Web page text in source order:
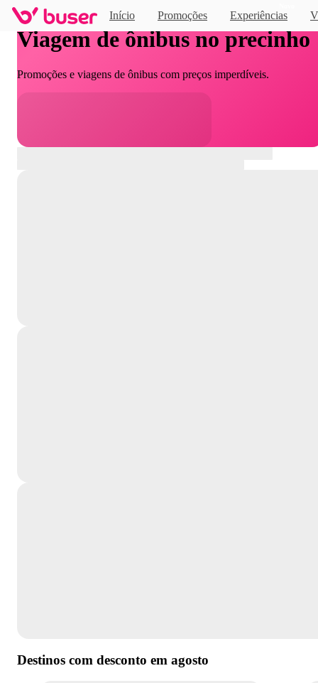
Início Promoções Experiências
Viagem de ônibus no precinho
Promoções e viagens de ônibus com preços imperdíveis.
Destinos com desconto em agosto